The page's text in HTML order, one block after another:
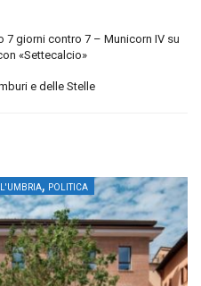
7 giorni contro 7 – Municorn IV su
«Settecalcio»
e delle Stelle
, POLITICA